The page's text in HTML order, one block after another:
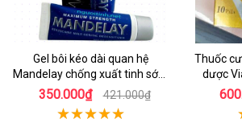
Gel bôi kéo dài quan hệ
Mandelay chống xuất tinh sớm
hiệu quả
350.000₫ 421.000₫
Thuốc
dược